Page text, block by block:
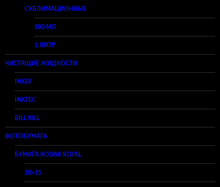
СУБЛИМАЦИОННЫЕ
100 МЛ
1 ЛИТР
ЧИСТЯЩИЕ ЖИДКОСТИ
INKRF
INKTEC
BILL KILL
ФОТОБУМАГА
БУМАГА KODAK ROYAL
10×15